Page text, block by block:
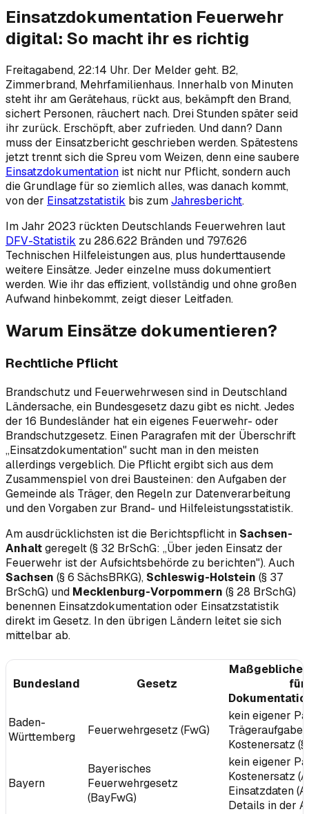
Einsatzdokumentation Feuerwehr
digital: So macht ihr es richtig
Freitagabend, 22:14 Uhr. Der Melder geht. B2,
Zimmerbrand, Mehrfamilienhaus. Innerhalb von Minuten
steht ihr am Gerätehaus, rückt aus, bekämpft den Brand,
sichert Personen, räuchert nach. Drei Stunden später seid
ihr zurück. Erschöpft, aber zufrieden. Und dann? Dann
muss der Einsatzbericht geschrieben werden. Spätestens
jetzt trennt sich die Spreu vom Weizen, denn eine saubere
Einsatzdokumentation ist nicht nur Pflicht, sondern auch
die Grundlage für so ziemlich alles, was danach kommt,
von der Einsatzstatistik bis zumJahresbericht.
Im Jahr 2023 rückten Deutschlands Feuerwehren laut
DFV-Statistik zu 286.622 Bränden und 797.626
Technischen Hilfeleistungen aus, plus hunderttausende
weitere Einsätze. Jeder einzelne muss dokumentiert
werden. Wie ihr das effizient, vollständig und ohne großen
Aufwand hinbekommt, zeigt dieser Leitfaden.
Warum Einsätze dokumentieren?
Rechtliche Pflicht
Brandschutz und Feuerwehrwesen sind in Deutschland
Ländersache, ein Bundesgesetz dazu gibt es nicht. Jedes
der 16 Bundesländer hat ein eigenes Feuerwehr- oder
Brandschutzgesetz. Einen Paragrafen mit der Überschrift
„Einsatzdokumentation" sucht man in den meisten
allerdings vergeblich. Die Pflicht ergibt sich aus dem
Zusammenspiel von drei Bausteinen: den Aufgaben der
Gemeinde als Träger, den Regeln zur Datenverarbeitung
und den Vorgaben zur Brand- und Hilfeleistungsstatistik.
Am ausdrücklichsten ist die Berichtspflicht in Sachsen-
Anhaltgeregelt (§ 32 BrSchG: „Über jeden Einsatz der
Feuerwehr ist der Aufsichtsbehörde zu berichten"). Auch
Sachsen (§ 6 SächsBRKG), Schleswig-Holstein (§ 37
BrSchG) und Mecklenburg-Vorpommern (§ 28 BrSchG)
benennen Einsatzdokumentation oder Einsatzstatistik
direkt im Gesetz. In den übrigen Ländern leitet sie sich
mittelbar ab.
Bundesland Gesetz
Maßgebliche
für
Baden-
Württemberg
Feuerwehrgesetz (FwG)
kein eigener
Trägeraufgabe
Kostenersatz
Bayern
Bayerisches
Feuerwehrgesetz
(BayFwG)
kein eigener
Kostenersatz
Einsatzdaten
Details in der